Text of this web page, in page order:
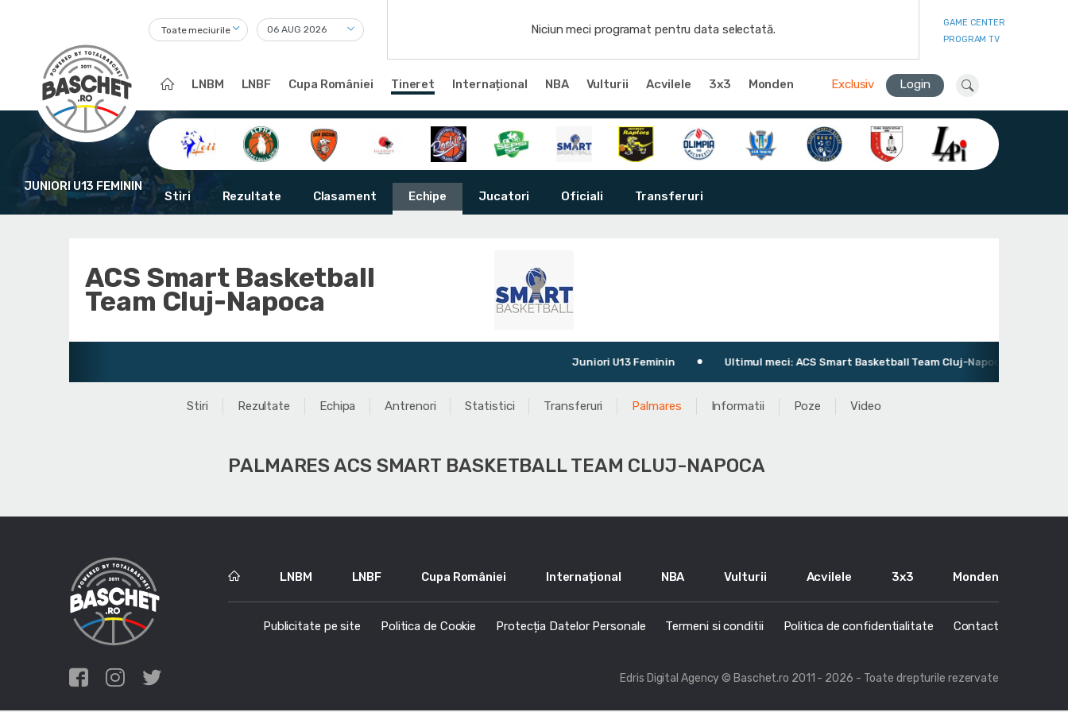
Toate meciurile Niciun meci programat pentru data selectată.
GAME CENTER
PROGRAM TV
LNBM LNBF Cupa României Tineret Internațional NBA Vulturii Acvilele 3x3 Monden Exclusiv Login
JUNIORI U13 FEMININ
Stiri Rezultate Clasament Echipe Jucatori Oficiali Transferuri
ACS Smart Basketball
Team Cluj-Napoca
Juniori U13 Feminin Ultimul meci: ACS Smart Basketball Team Cluj-Napoca 59 - 42 CS
Stiri Rezultate Echipa Antrenori Statistici Transferuri Palmares Informatii Poze Video
PALMARES ACS SMART BASKETBALL TEAM CLUJ-NAPOCA
LNBM LNBF Cupa României Internațional NBA Vulturii Acvilele 3x3 Monden
Publicitate pe site Politica de Cookie Protecția Datelor Personale Termeni si conditii Politica de confidentialitate Contact
Edris Digital Agency© Baschet.ro 2011 - 2026 - Toate drepturile rezervate